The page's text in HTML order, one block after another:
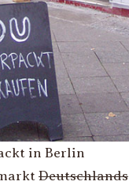
in Berlin
Deutschlands